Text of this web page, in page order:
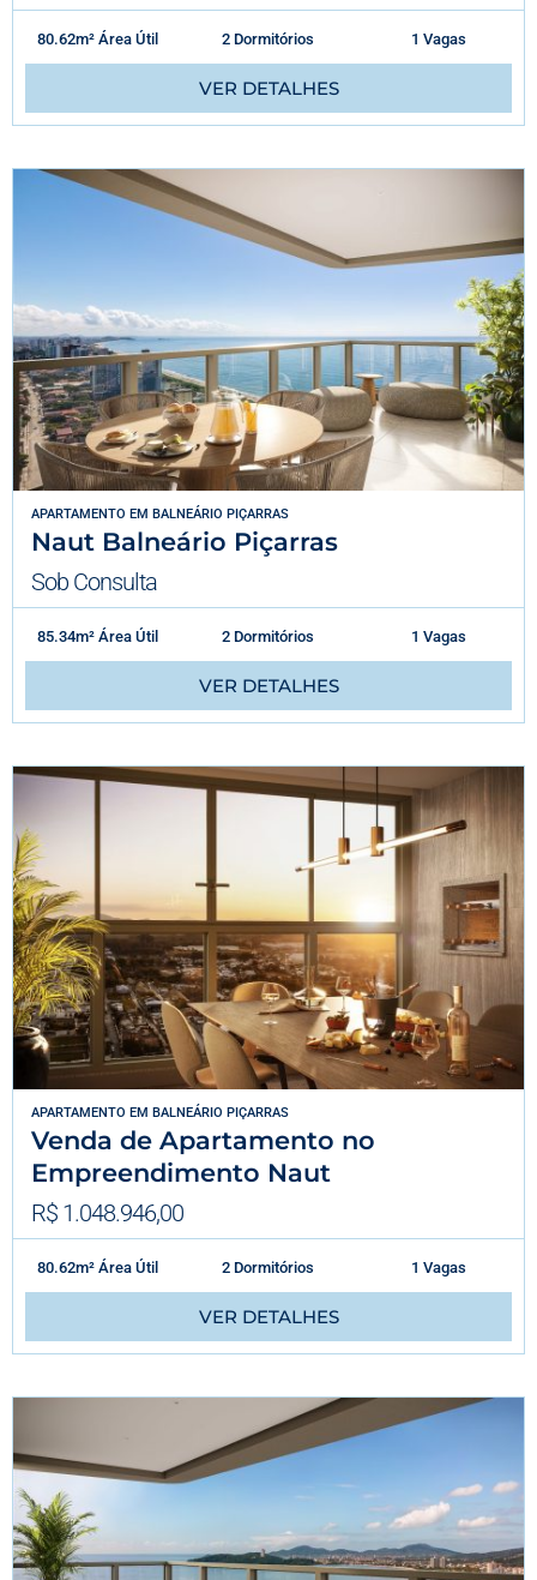
80.62m² Área Útil 2 Dormitórios 1 Vagas
VER DETALHES
APARTAMENTO EM BALNEÁRIO PIÇARRAS
Naut Balneário Piçarras
Sob Consulta
85.34m² Área Útil 2 Dormitórios 1 Vagas
VER DETALHES
APARTAMENTO EM BALNEÁRIO PIÇARRAS
Venda de Apartamento no
Empreendimento Naut
R$ 1.048.946,00
80.62m² Área Útil 2 Dormitórios 1 Vagas
VER DETALHES